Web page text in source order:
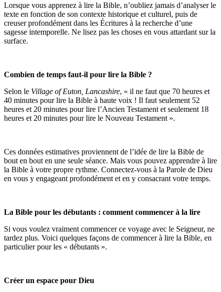
Lorsque vous apprenez à lire la Bible, n’oubliez jamais d’analyser le
texte en fonction de son contexte historique et culturel, puis de
creuser profondément dans les Écritures à la recherche d’une
sagesse intemporelle. Ne lisez pas les choses en vous attardant sur la
surface.
Combien de temps faut-il pour lire la Bible ?
Selon le Village of Euton, Lancashire, « il ne faut que 70 heures et
40 minutes pour lire la Bible à haute voix ! Il faut seulement 52
heures et 20 minutes pour lire l’Ancien Testament et seulement 18
heures et 20 minutes pour lire le Nouveau Testament ».
Ces données estimatives proviennent de l’idée de lire la Bible de
bout en bout en une seule séance. Mais vous pouvez apprendre à lire
la Bible à votre propre rythme. Connectez-vous à la Parole de Dieu
en vous y engageant profondément et en y consacrant votre temps.
La Bible pour les débutants : comment commencer à la lire
Si vous voulez vraiment commencer ce voyage avec le Seigneur, ne
tardez plus. Voici quelques façons de commencer à lire la Bible, en
particulier pour les « débutants ».
Créer un espace pour Dieu